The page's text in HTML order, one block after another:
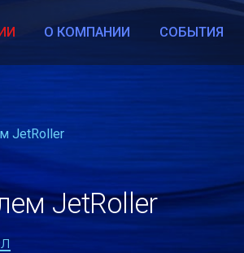
О КОМПАНИИ СОБЫТИЯ
JetRoller
JetRoller